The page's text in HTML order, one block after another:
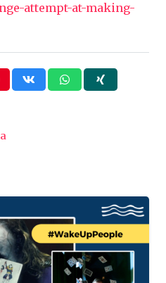
attempt-at-making-